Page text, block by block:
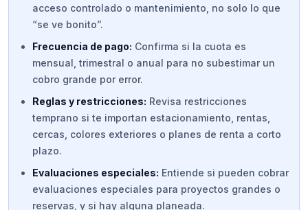
acceso controlado o mantenimiento, no solo lo que
“se ve bonito”.
Frecuencia de pago: Confirma si la cuota es
mensual, trimestral o anual para no subestimar un
cobro grande por error.
Reglas y restricciones: Revisa restricciones
temprano si te importan estacionamiento, rentas,
cercas, colores exteriores o planes de renta a corto
plazo.
Evaluaciones especiales: Entiende si pueden cobrar
evaluaciones especiales para proyectos grandes o
reservas, y si hay alguna planeada.